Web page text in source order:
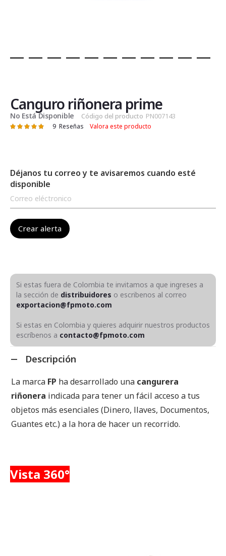
de
la
galería
de
Canguro riñonera prime
No Está Disponible Código del producto PN007143
Valoración: 9 Reseñas Valora este producto
Déjanos tu correo y te avisaremos cuando esté
disponible
Si estas fuera de Colombia te invitamos a que ingreses a
la sección de distribuidores o escribenos al correo
exportacion@fpmoto.com
Si estas en Colombia y quieres adquirir nuestros productos
escríbenos a contacto@fpmoto.com
Descripción
La marca FP ha desarrollado una cangurera
riñonera indicada para tener un fácil acceso a tus
objetos más esenciales (Dinero, llaves, Documentos,
Guantes etc.) a la hora de hacer un recorrido.
Vista 360°